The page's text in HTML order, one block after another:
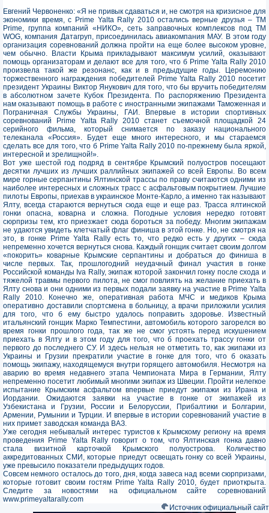
Евгений Червоненко: «Я не привык сдаваться и, не смотря на кризисное для
экономики время, с Prime Yalta Rally 2010 остались верные друзья – ТМ
Prime, группа компаний «НИКО», сеть заправочных комплексов под ТМ
WOG, компания Датагруп, присоединилась авиакомпания МАУ. В этом году
организация соревнований должна пройти на еще более высоком уровне,
чем обычно. Власти Крыма прикладывают максимум усилий, оказывают
помощь организаторам и делают все для того, что б Prime Yalta Rally 2010
произвела такой же резонанс, как и в предыдущие годы. Церемонию
торжественного награждения победителей Prime Yalta Rally 2010 посетит
президент Украины Виктор Янукович для того, что бы вручить победителям
в абсолютном зачете Кубок Президента. По распоряжению Президента
нам оказывают помощь в работе с иностранными экипажами Таможенная и
Пограничная Службы Украины, ГАИ. Впервые в истории спортивных
соревнований Prime Yalta Rally 2010 станет съемочной площадкой 24
серийного фильма, который снимается по заказу национального
телеканала «Россия». Будет еще много интересного, и мы стараемся
сделать все для того, что б Prime Yalta Rally 2010 по-прежнему была яркой,
интересной и зрелищной!».
Вот уже шестой год подряд в сентябре Крымский полуостров посещают
десятки лучших из лучших раллийных экипажей со всей Европы. Во всем
мире горные серпантины Ялтинской трассы по праву считаются одними из
наиболее интересных и сложных трасс с асфальтовым покрытием. Лучшие
пилоты Европы, приехав в украинское Монте-Карло, а именно так называют
Ялту, всегда стараются вернуться сюда еще и еще раз. Трасса ялтинской
гонки опасна, коварна и сложна. Погодные условия нередко готовят
сюрпризы тем, кто приезжает сюда бороться за победу. Многим экипажам
не удаются увидеть клетчатый флаг финиша в этой гонке. Но, не смотря на
это, в гонке Prime Yalta Rally есть то, что редко есть у других – сюда
непременно хочется вернуться снова. Каждый гонщик считает своим долгом
«покорить» коварные Крымские серпантины и добраться до финиша в
числе первых. Так, прошлогодний неудачный финал участия в гонке
Российской команды Iva Rally, экипаж которой закончил гонку после схода и
тяжелой травмы первого пилота, не смог повлиять на желание приехать в
Ялту снова и они одними из первых подали заявку на участие в Prime Yalta
Rally 2010. Конечно же, оперативная работа МЧС и медиков Крыма
оперативно доставили спортсмена в больницу, а врачи приложили усилия
для того, что б ему быстро удалось поправить здоровье. Известный
итальянский гонщик Марко Темпестини, автомобиль которого загорелся во
время гонки прошлого года, так же не смог устоять перед искушением
приехать в Ялту и в этом году для того, что б проехать трассу гонки от
первого до последнего СУ. И здесь нельзя не отметить то, как экипажи из
Украины и Грузии прекратили участие в гонке для того, что б оказать
помощь экипажу, находящемуся внутри горящего автомобиля. Несмотря на
аварию во время недавнего этапа Чемпионата Мира в Германии, Ялту
непременно посетит любимый многими экипаж из Швеции. Пройти нелегкое
испытание Крымским асфальтом впервые приедут экипажи из Ирана и
Иордании. Ожидаются заявки на участие в гонке от экипажей из
Узбекистана и Грузии, России и Белоруссии, Прибалтики и Болгарии,
Армении, Румынии и Турции. И впервые в истории соревнований участие в
них примет заводская команда ВАЗ.
Уже сегодня небывалый интерес туристов к Крымскому региону на время
проведения Prime Yalta Rally говорит о том, что Ялтинская гонка давно
стала визитной карточкой Крымского полуострова. Количество
аккредитованных СМИ, которые приедут освещать гонку со всей Украины,
уже превысило показатели предыдущих годов.
Совсем немного осталось до того, дня, когда завеса над всеми сюрпризами,
которые готовит своим гостям Prime Yalta Rally 2010, будет приоткрыта.
Следите за новостями на официальном сайте соревнований
www.primeyaltarally.com
Источник официальный сайт